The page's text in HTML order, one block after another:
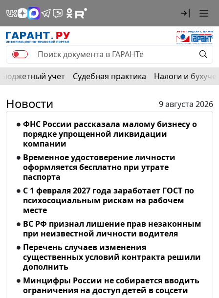
Бюджетный учет Судебная практика Налоги и
Новости
9 августа 2026
ФНС России рассказала малому бизнесу о
порядке упрощенной ликвидации
компании
Временное удостоверение личности
оформляется бесплатно при утрате
паспорта
С 1 февраля 2027 года заработает ГОСТ по
психосоциальным рискам на рабочем
месте
ВС РФ признал лишение прав незаконным
при неизвестной личности водителя
Перечень случаев изменения
существенных условий контракта решили
дополнить
Минцифры России не собирается вводить
ограничения на доступ детей в соцсети